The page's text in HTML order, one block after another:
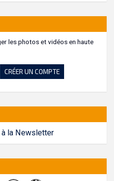
les photos et vidéos en haute
CRÉER UN COMPTE
la Newsletter